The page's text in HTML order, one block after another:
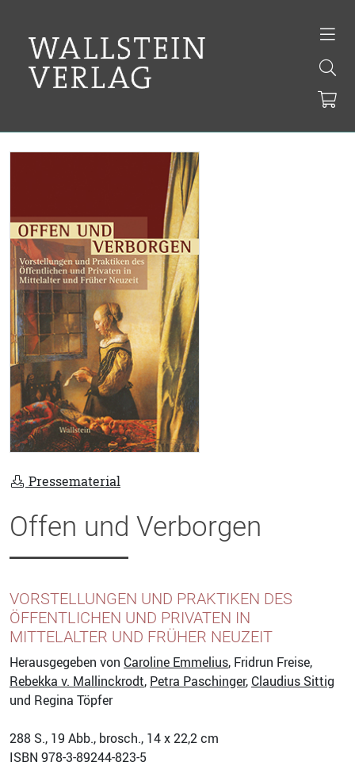
Pressematerial
Offen und Verborgen
VORSTELLUNGEN UND PRAKTIKEN DES
ÖFFENTLICHEN UND PRIVATEN IN
MITTELALTER UND FRÜHER NEUZEIT
Herausgegeben von Caroline Emmelius, Fridrun Freise,
Rebekka v. Mallinckrodt, Petra Paschinger, Claudius Sittig
und Regina Töpfer
288 S., 19 Abb., brosch., 14 x 22,2 cm
ISBN 978-3-89244-823-5